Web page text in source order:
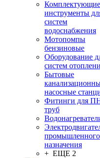
инструменты
систем
водоснабжения
Мотопомпы
бензиновые
Оборудование
систем
Бытовые
насосные
Фитинги для
труб
промышленного
назначения
+ ЕЩЕ 2